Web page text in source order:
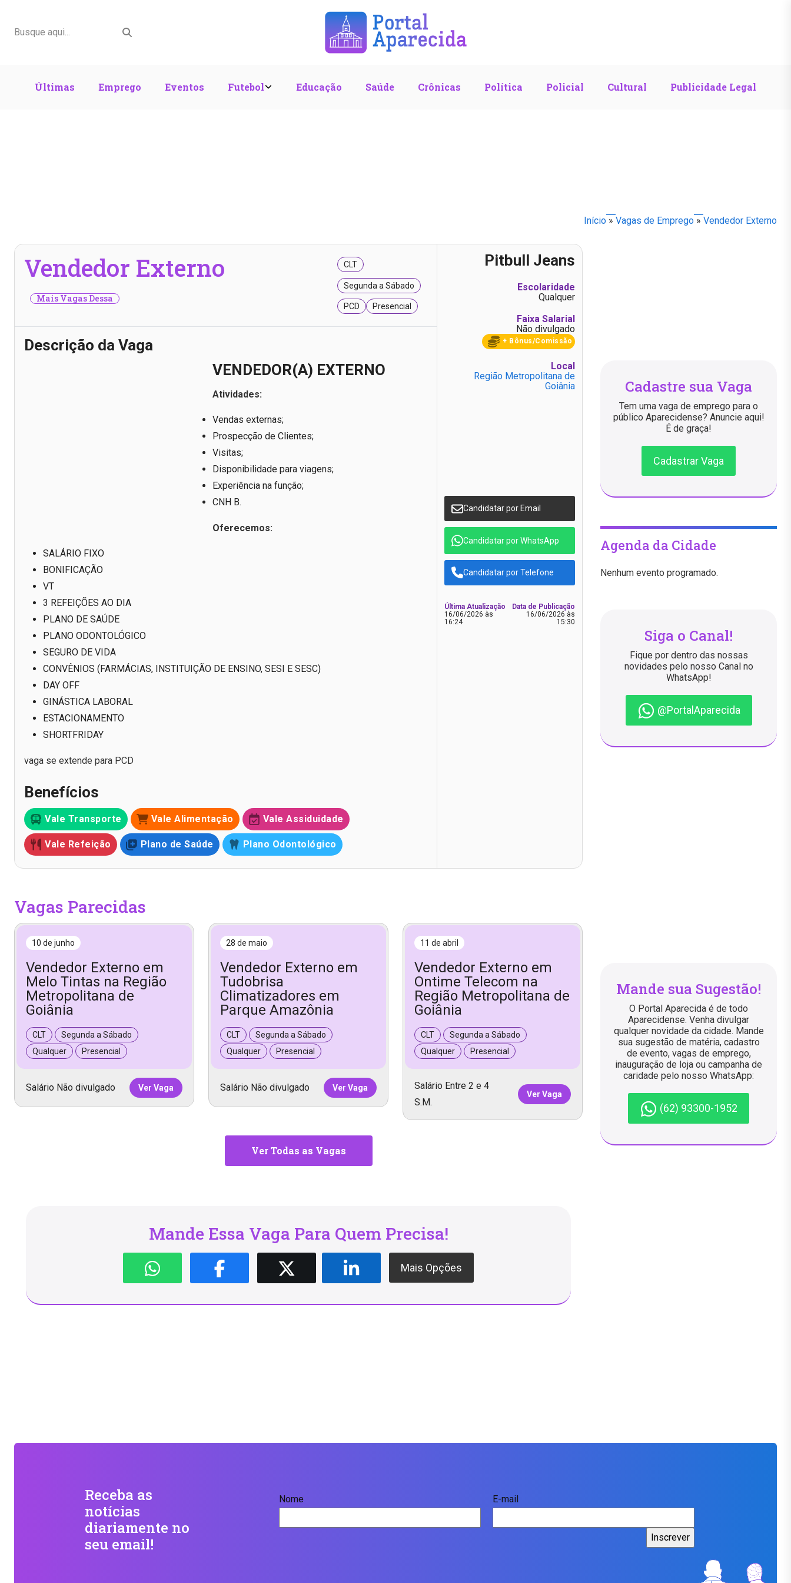
Últimas Emprego Eventos Futebol Educação Saúde Crônicas Política Policial Cultural Publicidade Legal
Início » Vagas de Emprego » Vendedor Externo
Vendedor Externo
Mais Vagas Dessa
CLT
Segunda a Sábado
PCD Presencial
Descrição da Vaga
VENDEDOR(A) EXTERNO
Atividades:
Vendas externas;
Prospecção de Clientes;
Visitas;
Disponibilidade para viagens;
Experiência na função;
CNH B.
Oferecemos:
SALÁRIO FIXO
BONIFICAÇÃO
VT
3 REFEIÇÕES AO DIA
PLANO DE SAÚDE
PLANO ODONTOLÓGICO
SEGURO DE VIDA
CONVÊNIOS (FARMÁCIAS, INSTITUIÇÃO DE ENSINO, SESI E SESC)
DAY OFF
GINÁSTICA LABORAL
ESTACIONAMENTO
SHORTFRIDAY
vaga se extende para PCD
Benefícios
Vale Transporte Vale Alimentação Vale Assiduidade
Vale Refeição Plano de Saúde Plano Odontológico
Pitbull Jeans
Escolaridade
Qualquer
Faixa Salarial
Não divulgado
+ Bônus/Comissão
Local
Região Metropolitana de
Goiânia
Candidatar por Email
Candidatar por WhatsApp
Candidatar por Telefone
Última Atualização
16/06/2026 às
16:24
Data de Publicação
16/06/2026 às
15:30
Vagas Parecidas
10 de junho
Vendedor Externo em
Melo Tintas na Região
Metropolitana de
Goiânia
CLT
Segunda a Sábado
Qualquer
Presencial
Salário Não divulgado Ver Vaga
28 de maio
Vendedor Externo em
Tudobrisa
Climatizadores em
Parque Amazônia
CLT
Segunda a Sábado
Qualquer
Presencial
Salário Não divulgado Ver Vaga
11 de abril
Vendedor Externo em
Ontime Telecom na
Região Metropolitana de
Goiânia
CLT
Segunda a Sábado
Qualquer
Presencial
Salário Entre 2 e 4
S.M.
Ver Vaga
Ver Todas as Vagas
Mande Essa Vaga Para Quem Precisa!
Mais Opções
Cadastre sua Vaga
Tem uma vaga de emprego para o
público Aparecidense? Anuncie aqui!
É de graça!
Cadastrar Vaga
Agenda da Cidade
Nenhum evento programado.
Siga o Canal!
Fique por dentro das nossas
novidades pelo nosso Canal no
WhatsApp!
@PortalAparecida
Mande sua Sugestão!
O Portal Aparecida é de todo
Aparecidense. Venha divulgar
qualquer novidade da cidade. Mande
sua sugestão de matéria, cadastro
de evento, vagas de emprego,
inauguração de loja ou campanha de
caridade pelo nosso WhatsApp:
(62) 93300-1952
Receba as
notícias
diariamente no
seu email!
Nome E-mail